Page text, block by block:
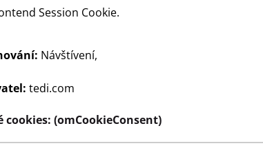
Session Cookie.
Návštívení,
tedi.com
cookies: (omCookieConsent)